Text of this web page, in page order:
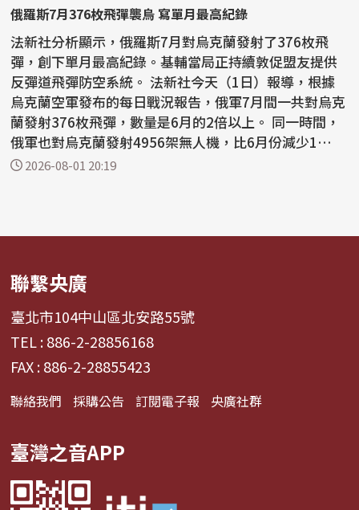
俄羅斯7月376枚飛彈襲烏 寫單月最高紀錄
法新社分析顯示，俄羅斯7月對烏克蘭發射了376枚飛
彈，創下單月最高紀錄。基輔當局正持續敦促盟友提供
反彈道飛彈防空系統。 法新社今天（1日）報導，根據
烏克蘭空軍發布的每日戰況報告，俄軍7月間一共對烏克
蘭發射376枚飛彈，數量是6月的2倍以上。 同一時間，
俄軍也對烏克蘭發射4956架無人機，比6月份減少1
4%。 大...
2026-08-01 20:19
聯繫央廣
臺北市104中山區北安路55號
TEL : 886-2-28856168
FAX : 886-2-28855423
聯絡我們 採購公告 訂閱電子報 央廣社群
臺灣之音APP